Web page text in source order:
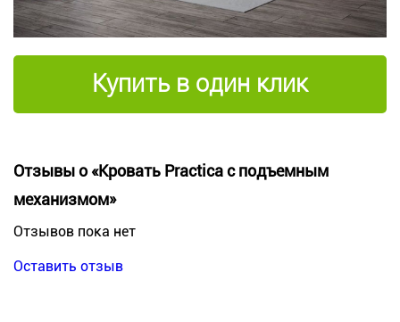
Купить в один клик
Отзывы о «Кровать Practica с подъемным
механизмом»
Отзывов пока нет
Оставить отзыв